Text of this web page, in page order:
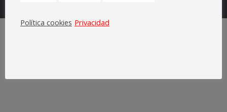
Política cookies Privacidad